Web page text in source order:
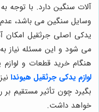
آلات سنگین دارد. با توجه
وسایل سنگین می باشد، عدم
یدکی اصلی جرثقیل
می شود و این مسئله نیاز
هنگام خرید قطعات و لوازم
لوازم یدکی جرثقیل هیوندا
بگیرد چون تأثیر مستقیم
خواهد داشت.